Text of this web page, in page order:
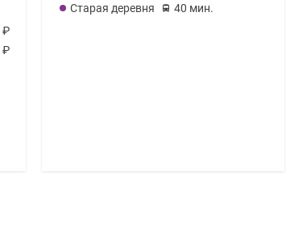
₽
₽
Старая деревня
40 мин.